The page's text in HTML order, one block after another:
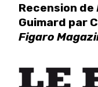
Recension de
Guimard par
Figaro